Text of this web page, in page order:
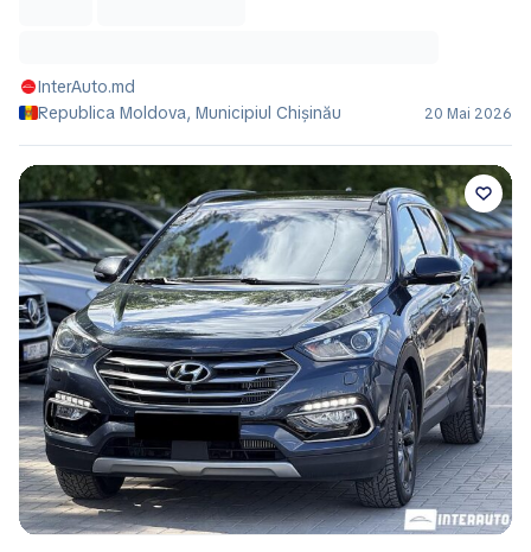
InterAuto.md
Republica Moldova, Municipiul Chișinău
20 Mai 2026